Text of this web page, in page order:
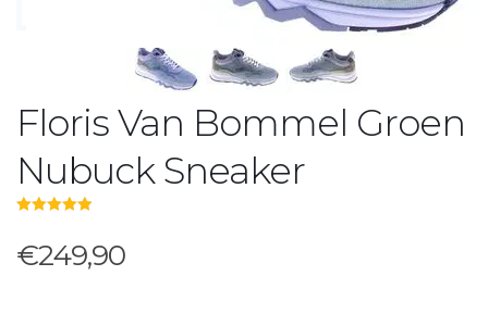
Floris Van Bommel Groen
Nubuck Sneaker
€249,90